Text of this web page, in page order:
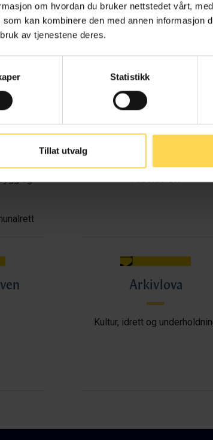
om hvordan du bruker nettstedet vårt,
kan kombinere den med annen informasjon
av tjenestene deres.
Statistikk
Tillat utvalg
Helse- og omsorgsrett
og
Arbeidsrett
Arkivlova
Kultur, idrett og